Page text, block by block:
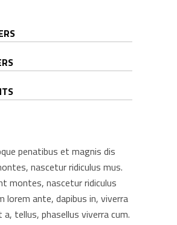
penatibus et magnis dis
nascetur ridiculus mus.
montes, nascetur ridiculus
lorem ante, dapibus in, viverra
tellus, phasellus viverra cum.